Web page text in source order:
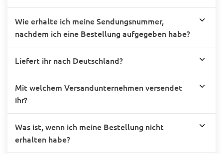
Wie erhalte ich meine Sendungsnummer,
nachdem ich eine Bestellung aufgegeben habe?
Liefert ihr nach Deutschland?
Mit welchem Versandunternehmen versendet
ihr?
Was ist, wenn ich meine Bestellung nicht
erhalten habe?